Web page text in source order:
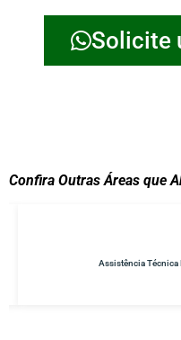
Solicite
Confira Outras Áreas que
Assistência Técnica Monitores